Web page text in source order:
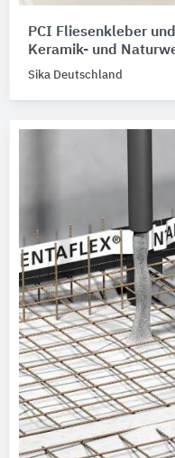
PCI Fliesenkleber
Keramik- und
Sika Deutschland